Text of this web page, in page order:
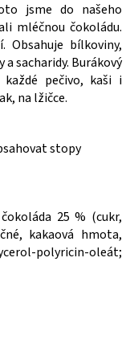
jsme do našeho
mléčnou čokoládu.
Obsahuje bílkoviny,
sacharidy. Burákový
pečivo, kaši i
na lžičce.
stopy
25 % (cukr,
kakaová hmota,
polyricin-oleát;